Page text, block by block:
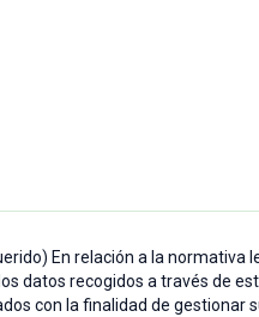
En relación a la normativa
datos recogidos a través de
con la finalidad de gestionar